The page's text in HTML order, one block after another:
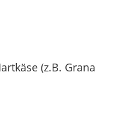
(z.B. Grana